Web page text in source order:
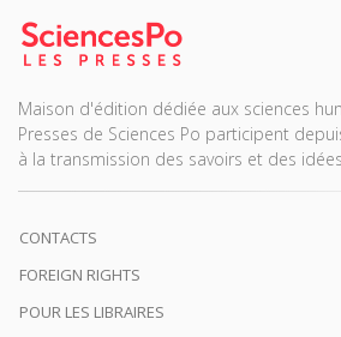
Maison d'édition dédiée aux sciences
Presses de Sciences Po participent
à la transmission des savoirs et des idées
CONTACTS
FOREIGN RIGHTS
POUR LES LIBRAIRES